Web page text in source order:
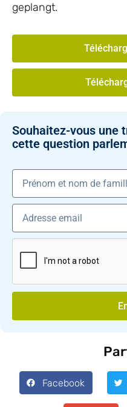
geplangt.
Souhaitez-vous une
cette question
Facebook